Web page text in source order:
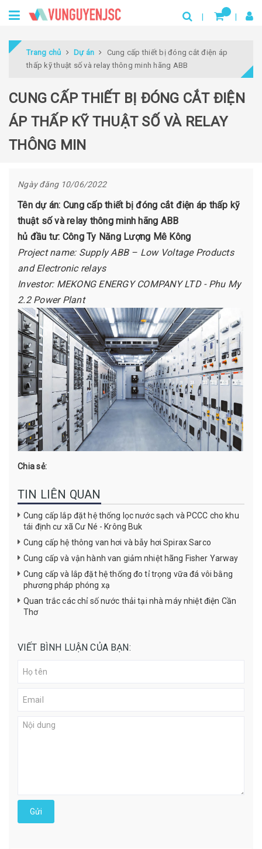
Trang chủ Dự án
Cung cấp thiết bị đóng cắt điện áp
thấp kỹ thuật số và relay thông minh hãng ABB
CUNG CẤP THIẾT BỊ ĐÓNG CẮT ĐIỆN
ÁP THẤP KỸ THUẬT SỐ VÀ RELAY
THÔNG MIN
Ngày đăng 10/06/2022
Tên dự án: Cung cấp thiết bị đóng cắt điện áp thấp kỹ
thuật số và relay thông minh hãng ABB
hủ đầu tư: Công Ty Năng Lượng Mê Kông
Project name: Supply ABB – Low Voltage Products
and Electronic relays
Investor: MEKONG ENERGY COMPANY LTD - Phu My
2.2 Power Plant
Chia sẻ:
TIN LIÊN QUAN
Cung cấp lắp đặt hệ thống lọc nước sạch và PCCC cho khu
tái định cư xã Cư Né - Krông Buk
Cung cấp hệ thông van hơi và bẫy hơi Spirax Sarco
Cung cấp và vận hành van giảm nhiệt hãng Fisher Yarway
Cung cấp và lắp đặt hệ thống đo tỉ trọng vữa đá vôi bằng
phương pháp phóng xạ
Quan trắc các chỉ số nước thải tại nhà máy nhiệt điện Cần
Thơ
VIẾT BÌNH LUẬN CỦA BẠN:
Gửi